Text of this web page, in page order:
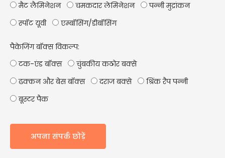
मैट लैमिनेशन
चमकदार लेमिनेशन
पन्नी मुद्रांकन
स्पॉट यूवी
एम्बॉसिंग/डीबॉसिंग
पैकेजिंग बॉक्स विकल्प:
टक-एंड बॉक्स
चुंबकीय कठोर बक्से
ढक्कन और बेस बॉक्स
दराज बक्से
श्रिंक रैप पन्नी
बूस्टर पैक
अपना संपर्क छोड़ें